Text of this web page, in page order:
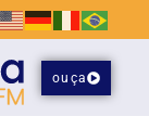
ouça